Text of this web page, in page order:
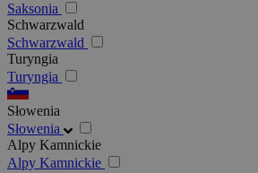
Saksonia
Schwarzwald
Schwarzwald
Turyngia
Turyngia
Słowenia
Słowenia
Alpy Kamnickie
Alpy Kamnickie